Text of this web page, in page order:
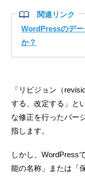
WordPressのデ
か？
「リビジョン（
する、改定する」と
な修正を行ったバー
指します。
しかし、WordPress
能の名称」または「